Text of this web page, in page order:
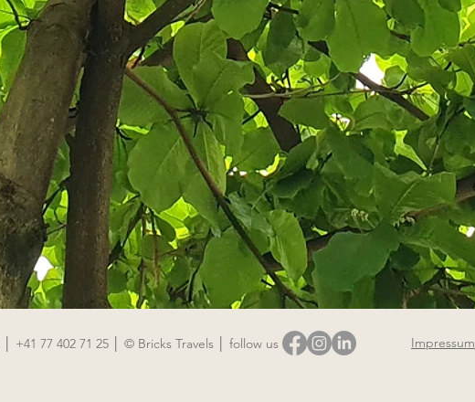
│ +41 77 402 71 25 │ © Bricks Travels │ follow us Impressum